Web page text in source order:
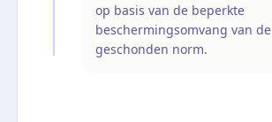
op basis van de beperkte
beschermingsomvang van de
geschonden norm.